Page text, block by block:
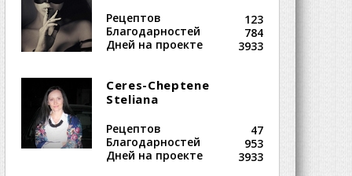
Рецептов 123
Благодарностей 784
Дней на проекте 3933
Ceres-Cheptene
Steliana
Рецептов 47
Благодарностей 953
Дней на проекте 3933